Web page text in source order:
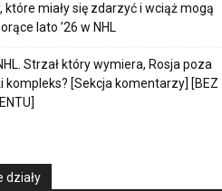
które miały się zdarzyć i wciąż mogą
lato ’26 w NHL
Strzał który wymiera, Rosja poza
kompleks? [Sekcja komentarzy] [BEZ
działy